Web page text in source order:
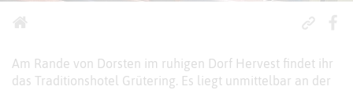
Am Rande von Dorsten im ruhigen Dorf Hervest findet ihr
das Traditionshotel Grütering. Es liegt unmittelbar an der